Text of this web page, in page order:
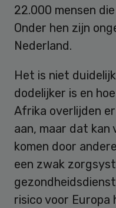
22.000 mensen
Onder hen zijn
Nederland.
Het is niet
dodelijker is en
Afrika overlijden
aan, maar dat kan
komen door
een zwak
risico voor Europa